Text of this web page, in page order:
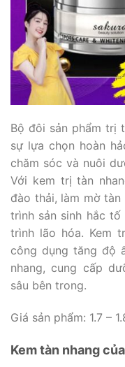
Bộ đôi sản phẩm trị
sự lựa chọn hoàn
chăm sóc và nuôi
Với kem trị tàn
đào thải, làm mờ tàn
trình sản sinh hắc tố
trình lão hóa. Kem
công dụng tăng độ
nhang, cung cấp
sâu bên trong.
Giá sản phẩm: 1.7 –
Kem tàn nhang